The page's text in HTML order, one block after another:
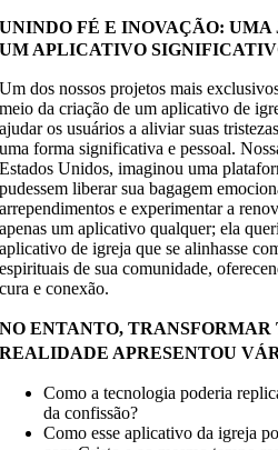
UNINDO FÉ E INOVAÇÃO:
UM APLICATIVO
Um dos nossos projetos mais
meio da criação de um aplicativo de
ajudar os usuários a aliviar suas
uma forma significativa e pessoal.
Estados Unidos, imaginou uma
pudessem liberar sua bagagem
arrependimentos e experimentar a
apenas um aplicativo qualquer; ela
aplicativo de igreja que se alinhasse
espirituais de sua comunidade,
cura e conexão.
NO ENTANTO,
REALIDADE APRESENTOU
Como a tecnologia poderia
da confissão?
Como esse aplicativo da igreja